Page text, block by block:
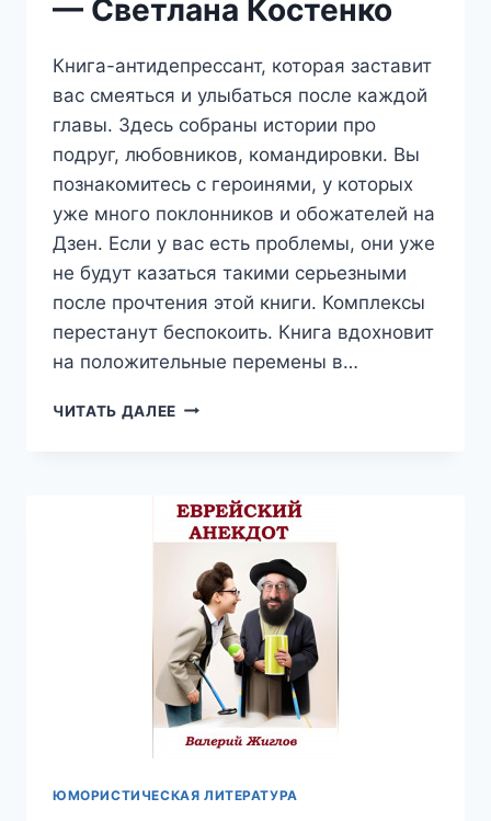
— Светлана Костенко
Книга-антидепрессант, которая заставит
вас смеяться и улыбаться после каждой
главы. Здесь собраны истории про
подруг, любовников, командировки. Вы
познакомитесь с героинями, у которых
уже много поклонников и обожателей на
Дзен. Если у вас есть проблемы, они уже
не будут казаться такими серьезными
после прочтения этой книги. Комплексы
перестанут беспокоить. Книга вдохновит
на положительные перемены в…
ЧИТАТЬ ДАЛЕЕ ЕСЛИ
СВЕТЛАНА
КОСТЕНКО
ЮМОРИСТИЧЕСКАЯ ЛИТЕРАТУРА